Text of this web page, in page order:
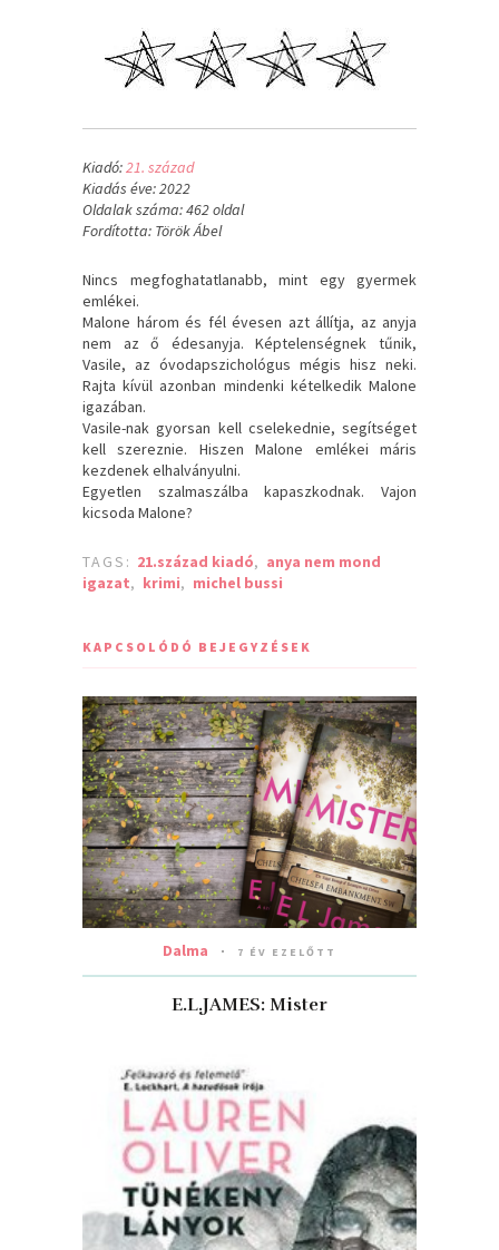
Kiadó:21. század
Kiadás éve: 2022
Oldalak száma: 462 oldal
Fordította: Török Ábel
Nincs megfoghatatlanabb, mint egy gyermek
emlékei.
Malone három és fél évesen azt állítja, az anyja
nem az ő édesanyja. Képtelenségnek tűnik,
Vasile, az óvodapszichológus mégis hisz neki.
Rajta kívül azonban mindenki kételkedik Malone
igazában.
Vasile-nak gyorsan kell cselekednie, segítséget
kell szereznie. Hiszen Malone emlékei máris
kezdenek elhalványulni.
Egyetlen szalmaszálba kapaszkodnak. Vajon
kicsoda Malone?
TAGS: 21.század kiadó, anya nem mond
igazat, krimi, michel bussi
KAPCSOLÓDÓ BEJEGYZÉSEK
Dalma 7 ÉV EZELŐTT
E.L.JAMES: Mister